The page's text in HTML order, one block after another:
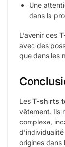
Une
dans la
L’avenir des
avec des
que dans les
Les T-shirts
vêtement. Ils
complexe,
origines dans